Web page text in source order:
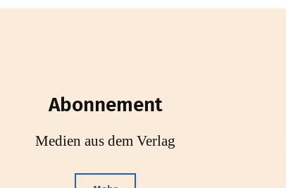
Abonnement
Medien aus dem Verlag